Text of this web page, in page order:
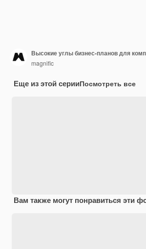
Высокие углы бизнес-планов для
magnific
Еще из этой серииПосмотреть все
Вам также могут понравиться эти